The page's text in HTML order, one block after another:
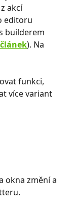
akcí
editoru
builderem
). Na
funkci,
více variant
okna změní a